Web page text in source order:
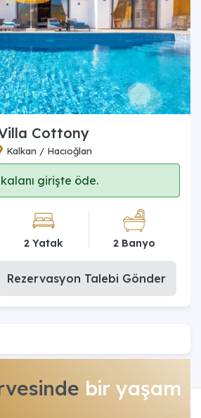
Cottony
Kalkan / Hacıoğlan
girişte öde.
2 Yatak 2 Banyo
Rezervasyon Talebi Gönder
bir yaşam